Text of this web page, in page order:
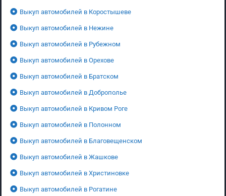
Выкуп автомобилей в Коростышеве
Выкуп автомобилей в Нежине
Выкуп автомобилей в Рубежном
Выкуп автомобилей в Орехове
Выкуп автомобилей в Братском
Выкуп автомобилей в Доброполье
Выкуп автомобилей в Кривом Роге
Выкуп автомобилей в Полонном
Выкуп автомобилей в Благовещенском
Выкуп автомобилей в Жашкове
Выкуп автомобилей в Христиновке
Выкуп автомобилей в Рогатине